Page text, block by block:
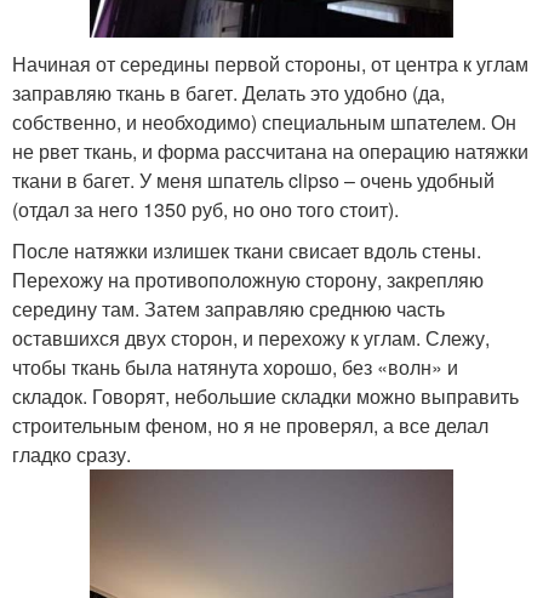
Начиная от середины первой стороны, от центра к углам
заправляю ткань в багет. Делать это удобно (да,
собственно, и необходимо) специальным шпателем. Он
не рвет ткань, и форма рассчитана на операцию натяжки
ткани в багет. У меня шпатель clipso – очень удобный
(отдал за него 1350 руб, но оно того стоит).
После натяжки излишек ткани свисает вдоль стены.
Перехожу на противоположную сторону, закрепляю
середину там. Затем заправляю среднюю часть
оставшихся двух сторон, и перехожу к углам. Слежу,
чтобы ткань была натянута хорошо, без «волн» и
складок. Говорят, небольшие складки можно выправить
строительным феном, но я не проверял, а все делал
гладко сразу.